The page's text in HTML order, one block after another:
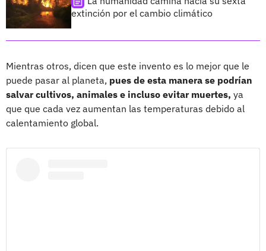
extinción por el cambio climático
Mientras otros, dicen que este invento es lo mejor que le
puede pasar al planeta, pues de esta manera se podrían
salvar cultivos, animales e incluso evitar muertes, ya
que que cada vez aumentan las temperaturas debido al
calentamiento global.